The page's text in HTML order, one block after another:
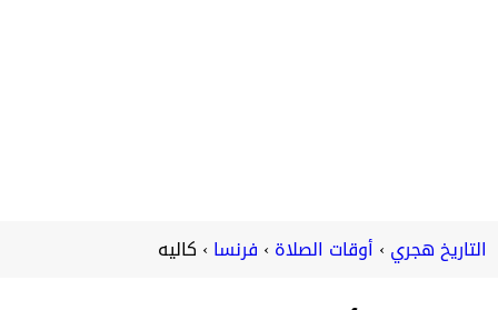
التاريخ هجري أوقات الصلاة فرنسا كاليه